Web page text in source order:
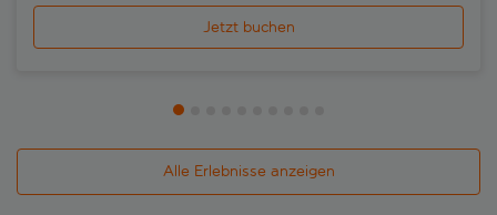
Jetzt buchen
Alle Erlebnisse anzeigen